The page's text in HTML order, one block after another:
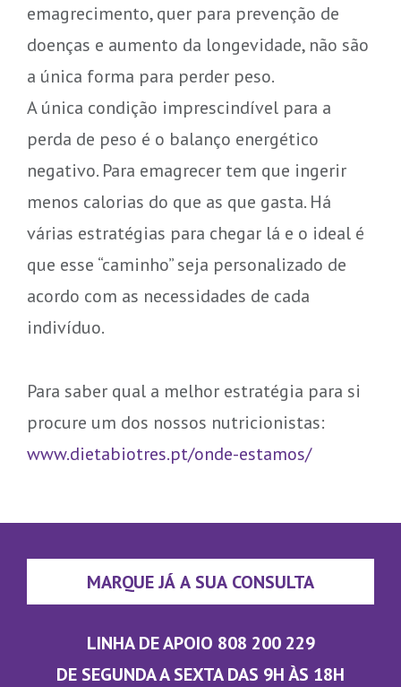
emagrecimento, quer para prevenção de
doenças e aumento da longevidade, não são
a única forma para perder peso.
A única condição imprescindível para a
perda de peso é o balanço energético
negativo. Para emagrecer tem que ingerir
menos calorias do que as que gasta. Há
várias estratégias para chegar lá e o ideal é
que esse “caminho” seja personalizado de
acordo com as necessidades de cada
indivíduo.
Para saber qual a melhor estratégia para si
procure um dos nossos nutricionistas:
www.dietabiotres.pt/onde-estamos/
MARQUE JÁ A SUA CONSULTA
LINHA DE APOIO 808 200 229
DE SEGUNDA A SEXTA DAS 9H ÀS 18H